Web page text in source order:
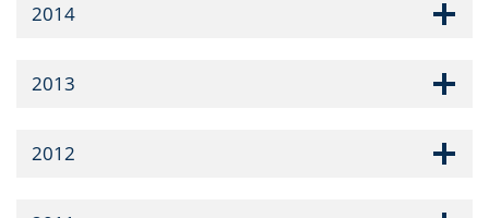
2014
2013
2012